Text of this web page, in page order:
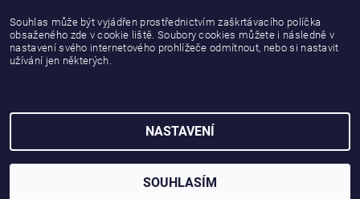
2026 © gattanera.com, všechna práva vyhrazena
Vytvořil Shoptet
Souhlas může být vyjádřen prostřednictvím zaškrtávacího políčka
obsaženého zde v cookie liště. Soubory cookies můžete i následně v
nastavení svého internetového prohlížeče odmítnout, nebo si nastavit
užívání jen některých.
NASTAVENÍ
SOUHLASÍM